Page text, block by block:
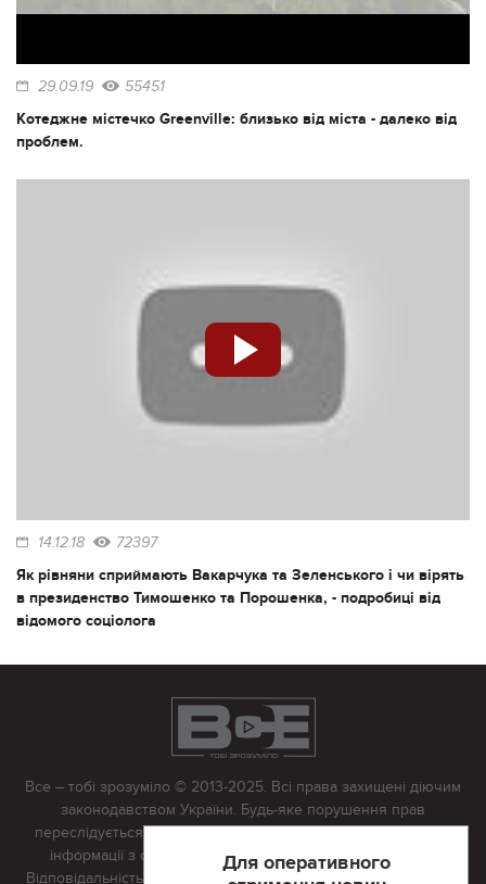
29.09.19 55451
Котеджне містечко Greenville: близько від міста - далеко від
проблем.
14.12.18 72397
Як рівняни сприймають Вакарчука та Зеленського і чи вірять
в президенство Тимошенко та Порошенка, - подробиці від
відомого соціолога
Для оперативного
Все – тобі зрозуміло © 2013-2025. Всі права захищені діючим
законодавством України. Будь-яке порушення прав
переслідується в судовому порядку. Будь-яке відтворення
інформації з сайту тільки з письмово дозволу редакції.
Відповідальність за достовірність усіх матеріалів, розміщених